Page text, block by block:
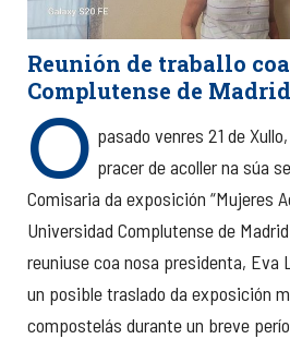
Reunión de traballo
Complutense de Madrid
O pasado venres 21 de
pracer de acoller na súa
Comisaria da exposición “Mujeres
Universidad Complutense de
reuniuse coa nosa presidenta, Eva
un posible traslado da exposición
compostelás durante un breve